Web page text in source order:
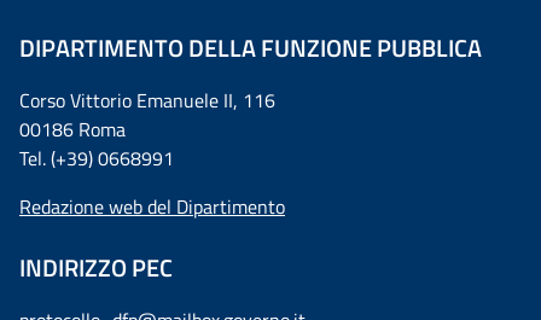
DIPARTIMENTO DELLA FUNZIONE PUBBLICA
Corso Vittorio Emanuele II, 116
00186 Roma
Tel. (+39) 0668991
Redazione web del Dipartimento
INDIRIZZO PEC